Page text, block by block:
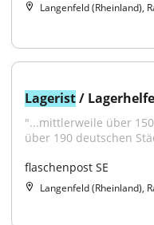
Langenfeld (Rheinland),
Lagerist /
"...mittlerweile über
über 190 deutschen
flaschenpost SE
Langenfeld (Rheinland),